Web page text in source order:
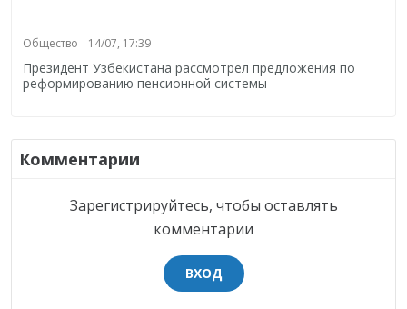
Общество 14/07, 17:39
Президент Узбекистана рассмотрел предложения по
реформированию пенсионной системы
Комментарии
Зарегистрируйтесь, чтобы оставлять
комментарии
ВХОД